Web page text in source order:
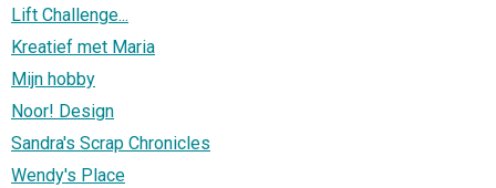
Lift Challenge...
Kreatief met Maria
Mijn hobby
Noor! Design
Sandra's Scrap Chronicles
Wendy's Place